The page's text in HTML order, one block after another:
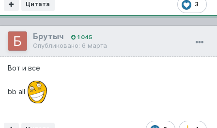
3
Цитата
Брутыч 1 045
Опубликовано: 6 марта
Вот и все
bb all